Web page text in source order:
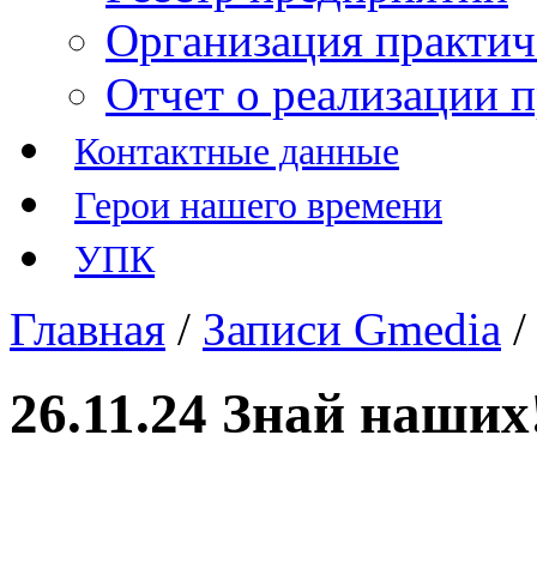
Организация
Отчет о реализации
Контактные данные
Герои нашего времени
УПК
Главная / Записи Gmedia /
26.11.24 Знай